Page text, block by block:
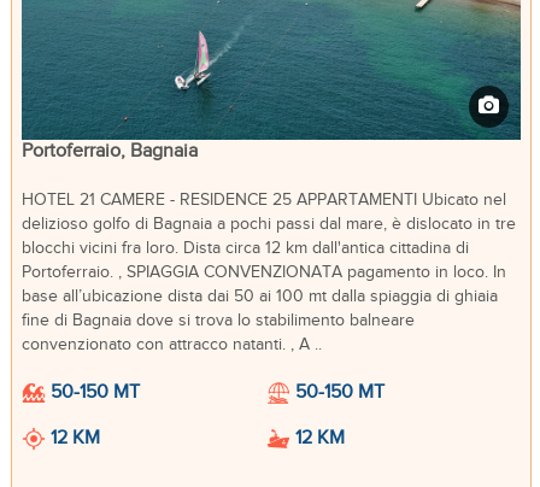
Portoferraio, Bagnaia
HOTEL 21 CAMERE - RESIDENCE 25 APPARTAMENTI Ubicato nel
delizioso golfo di Bagnaia a pochi passi dal mare, è dislocato in tre
blocchi vicini fra loro. Dista circa 12 km dall'antica cittadina di
Portoferraio. , SPIAGGIA CONVENZIONATA pagamento in loco. In
base all’ubicazione dista dai 50 ai 100 mt dalla spiaggia di ghiaia
fine di Bagnaia dove si trova lo stabilimento balneare
convenzionato con attracco natanti. , A ..
50-150 MT
50-150 MT
12 KM
12 KM